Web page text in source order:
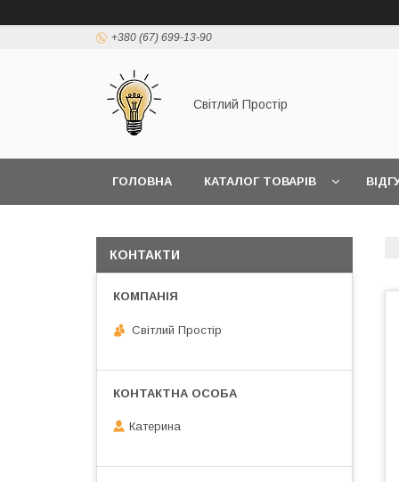
+380 (67) 699-13-90
Світлий Простір
ГОЛОВНА КАТАЛОГ ТОВАРІВ
КОНТАКТИ
Світлий Простір
Катерина